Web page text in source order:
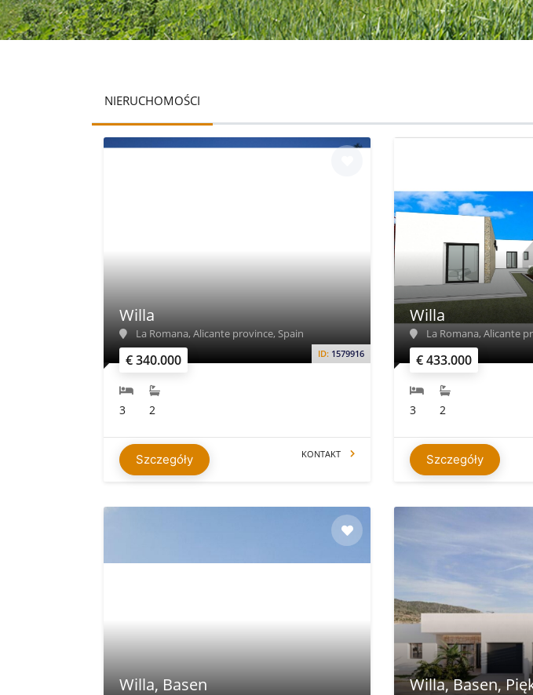
NIERUCHOMOŚCI
€ 340.000 ID: 1579916
Willa
La Romana, Alicante province, Spain
3 2
Szczegóły KONTAKT
€ 433.000
Willa
La Romana, Alicante
3 2
Szczegóły
Willa, Basen Willa, Basen,